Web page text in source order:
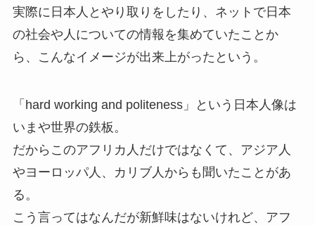
実際に日本人とやり取りをしたり、ネットで日本
の社会や人についての情報を集めていたことか
ら、こんなイメージが出来上がったという。
「hard working and politeness」という日本人像は
いまや世界の鉄板。
だからこのアフリカ人だけではなくて、アジア人
やヨーロッパ人、カリブ人からも聞いたことがあ
る。
こう言ってはなんだが新鮮味はないけれど、アフ